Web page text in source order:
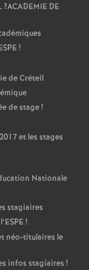
?ACADEMIE DE
!
de Créteil
de stage!
et les stages
Nationale
stagiaires
ESPE !
néo-titulaires le
infos stagiaires !